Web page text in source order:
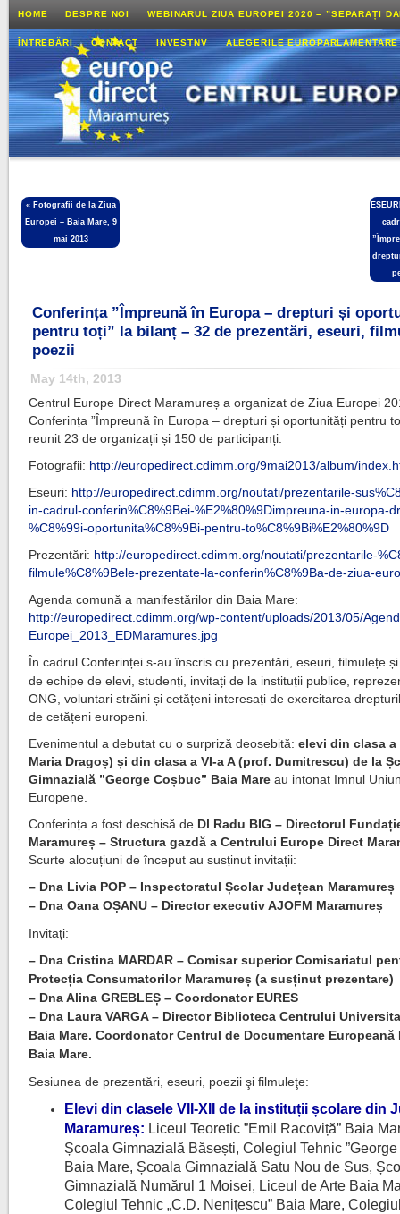
HOME DESPRE NOI WEBINARUL ZIUA EUROPEI 2020 – ”SEPARAȚI
ÎNTREBĂRI CONTACT INVESTNV ALEGERILE
« Fotografii de la Ziua
Europei – Baia Mare, 9
mai 2013
Conferința ”Împreună în Europa – drepturi și
pentru toți” la bilanț – 32 de prezentări, eseuri,
poezii
May 14th, 2013
Centrul Europe Direct Maramureș a organizat de Ziua Europei
Conferința ”Împreună în Europa – drepturi și oportunități pentru
reunit 23 de organizații și 150 de participanți.
Fotografii: http://europedirect.cdimm.org/9mai2013/album/
Eseuri: http://europedirect.cdimm.org/noutati/prezentarile-
in-cadrul-conferin%C8%9Bei-%E2%80%9Dimpreuna-in-europa-
%C8%99i-oportunita%C8%9Bi-pentru-to%C8%9Bi%E2%80%9D
Prezentări: http://europedirect.cdimm.org/noutati/prezentarile-
filmule%C8%9Bele-prezentate-la-conferin%C8%9Ba-de-ziua-
Agenda comună a manifestărilor din Baia Mare:
http://europedirect.cdimm.org/wp-content/uploads/2013/05/
Europei_2013_EDMaramures.jpg
În cadrul Conferinței s-au înscris cu prezentări, eseuri, filmulețe
de echipe de elevi, studenți, invitați de la instituții publice,
ONG, voluntari străini și cetățeni interesați de exercitarea
de cetățeni europeni.
Evenimentul a debutat cu o surpriză deosebită:elevi din clasa a
Maria Dragoș) și din clasa a VI-a A (prof. Dumitrescu) de la
Gimnazială ”George Coșbuc” Baia Mare au intonat Imnul
Europene.
Conferința a fost deschisă de Dl Radu BIG – Directorul
Maramureș – Structura gazdă a Centrului Europe Direct
Scurte alocuțiuni de început au susținut invitații:
– Dna Livia POP – Inspectoratul Școlar Județean Maramureș
– Dna Oana OȘANU – Director executiv AJOFM Maramureș
Invitați:
– Dna Cristina MARDAR – Comisar superior Comisariatul
Protecția Consumatorilor Maramureș (a susținut prezentare)
– Dna Alina GREBLEȘ – Coordonator EURES
– Dna Laura VARGA – Director Biblioteca Centrului
Baia Mare. Coordonator Centrul de Documentare Europeană
Baia Mare.
Sesiunea de prezentări, eseuri, poezii şi filmuleţe:
Elevi din clasele VII-XII de la instituții școlare din
Maramureș: Liceul Teoretic ”Emil Racoviță” Baia
Școala Gimnazială Băsești, Colegiul Tehnic ”George
Baia Mare, Școala Gimnazială Satu Nou de Sus,
Gimnazială Numărul 1 Moisei, Liceul de Arte Baia
Colegiul Tehnic „C.D. Nenițescu” Baia Mare,